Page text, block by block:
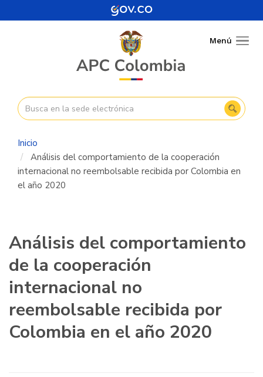
al
Menú
Inicio
Análisis del comportamiento de la cooperación
internacional no reembolsable recibida por Colombia en
el año 2020
Análisis del comportamiento
de la cooperación
internacional no
reembolsable recibida por
Colombia en el año 2020